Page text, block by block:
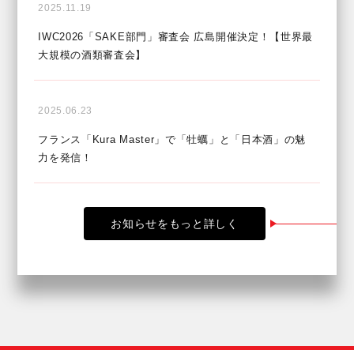
2025.11.19
IWC2026「SAKE部門」審査会 広島開催決定！【世界最
大規模の酒類審査会】
2025.06.23
フランス「Kura Master」で「牡蠣」と「日本酒」の魅
力を発信！
お知らせをもっと詳しく